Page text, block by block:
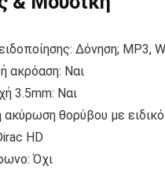
Δόνηση; MP3,
ακρόαση: Ναι
3.5mm: Ναι
ακύρωση θορύβου με
HD
Όχι